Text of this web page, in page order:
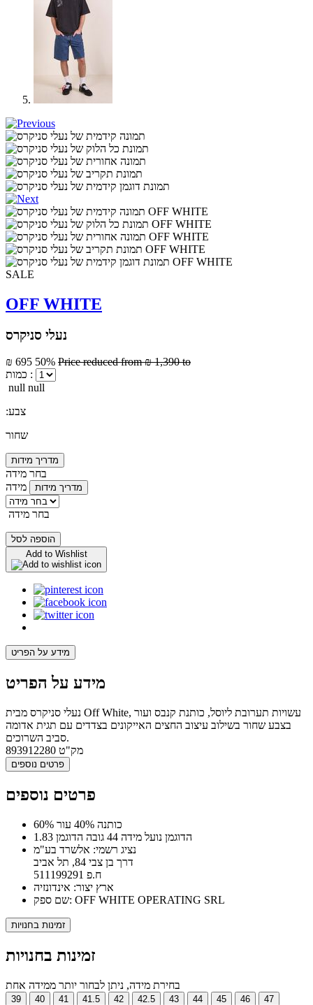
SALE
OFF WHITE
נעלי סניקרס
₪ 695 50% Price reduced from₪ 1,390 to
כמות :
null null
:צבע
שחור
מדריך מידות
בחר מידה
מידה
מדריך מידות
בחר מידה
הוספה לסל
Add to Wishlist
מידע על הפריט
מידע על הפריט
נעלי סניקרס מבית Off White, עשויות תערובת ליוסל, כותנת קנבס ועור
בצבע שחור בשילוב עיצוב החצים האייקונים בצדדים עם תגית אדומה
סביב השרוכים.
מק"ט 893912280
פרטים נוספים
פרטים נוספים
60% כותנה 40% עור
הדוגמן נועל מידה 44 גובה הדוגמן 1.83
נציג רשמי: אלשרד בע"מ
דרך בן צבי 84, תל אביב
ח.פ 511199291
ארץ יצור: אינדונזיה
שם ספק: OFF WHITE OPERATING SRL
זמינות בחנויות
זמינות בחנויות
בחירת מידה, ניתן לבחור יותר ממידה אחת
39 40 41 41.5 42 42.5 43 44 45 46
47